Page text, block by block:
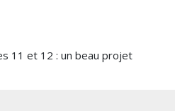
11 et 12 : un beau projet